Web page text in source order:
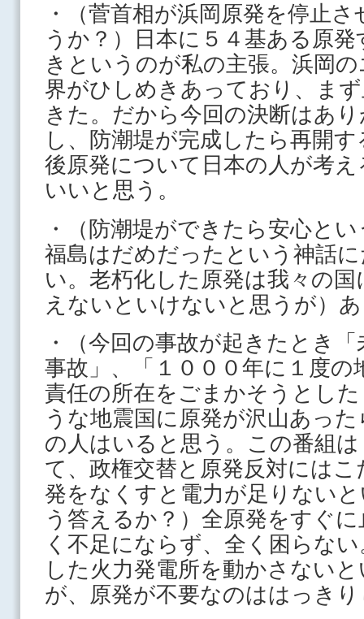
・（菅首相が浜岡原発を停止
うか？）日本に５４基ある原
きというのが私の主張。浜岡
界がひしめきあっており、ま
きた。だから今回の決断はあ
し、防潮堤が完成したら再開
後原発について日本の人が考
いいと思う。
・（防潮堤ができたら安心と
福島はだめだったという神話
い。老朽化した原発は我々の
えないといけないと思うが）
・（今回の事故が起きたとき
事故」、「１０００年に１度
責任の所在をごまかそうとし
うな地震国に原発が沢山あっ
の人はいると思う。この番組
て、政権交替と原発反対には
発をなくすと電力が足りない
う答えるか？）全原発をすぐ
く不足にならず、全く困らな
した火力発電所を動かさない
が、原発が不要なのははっき